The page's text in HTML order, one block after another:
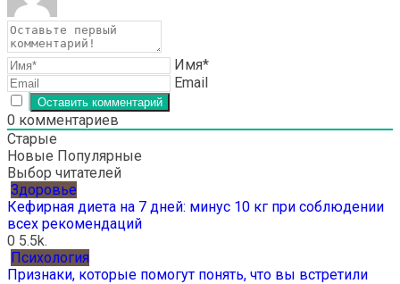
Имя*
Email
0 комментариев
Старые
Новые Популярные
Выбор читателей
Здоровье
Кефирная диета на 7 дней: минус 10 кг при соблюдении
всех рекомендаций
0 5.5k.
Психология
Признаки, которые помогут понять, что вы встретили